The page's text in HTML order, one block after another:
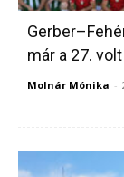
már a 27. volt
Molnár Mónika -